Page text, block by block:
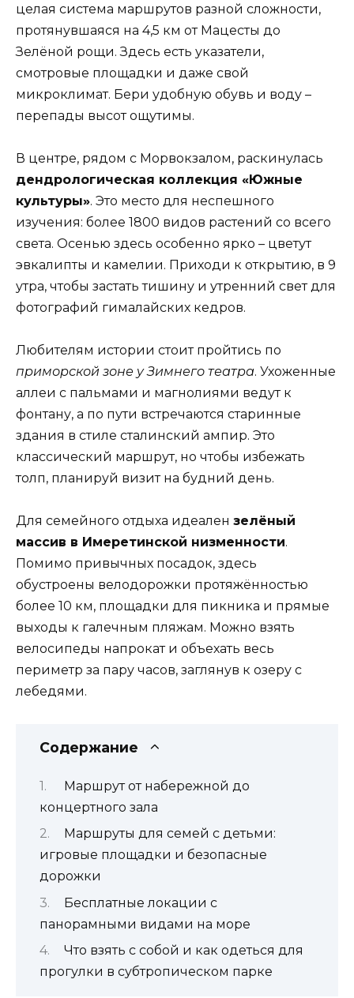
целая система маршрутов разной сложности,
протянувшаяся на 4,5 км от Мацесты до
Зелёной рощи. Здесь есть указатели,
смотровые площадки и даже свой
микроклимат. Бери удобную обувь и воду –
перепады высот ощутимы.
В центре, рядом с Морвокзалом, раскинулась
дендрологическая коллекция «Южные
культуры». Это место для неспешного
изучения: более 1800 видов растений со всего
света. Осенью здесь особенно ярко – цветут
эвкалипты и камелии. Приходи к открытию, в 9
утра, чтобы застать тишину и утренний свет для
фотографий гималайских кедров.
Любителям истории стоит пройтись по
приморской зоне у Зимнего театра. Ухоженные
аллеи с пальмами и магнолиями ведут к
фонтану, а по пути встречаются старинные
здания в стиле сталинский ампир. Это
классический маршрут, но чтобы избежать
толп, планируй визит на будний день.
Для семейного отдыха идеален зелёный
массив в Имеретинской низменности.
Помимо привычных посадок, здесь
обустроены велодорожки протяжённостью
более 10 км, площадки для пикника и прямые
выходы к галечным пляжам. Можно взять
велосипеды напрокат и объехать весь
периметр за пару часов, заглянув к озеру с
лебедями.
Содержание
Маршрут от набережной до
концертного зала
Маршруты для семей с детьми:
игровые площадки и безопасные
дорожки
Бесплатные локации с
панорамными видами на море
Что взять с собой и как одеться для
прогулки в субтропическом парке